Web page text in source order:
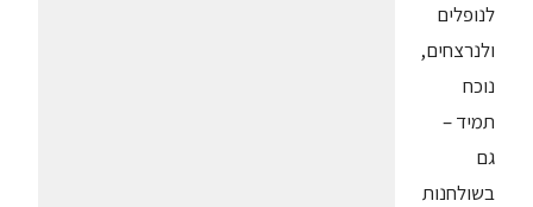
לנופלים
ולנרצחים,
נוכח
תמיד –
גם
בשולחנות